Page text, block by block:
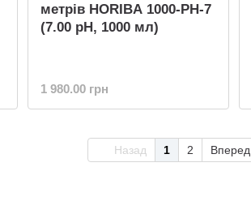
метрів HORIBA 1000-PH-7
(7.00 pH, 1000 мл)
1 980.00 грн
Назад 1 2 Вперед